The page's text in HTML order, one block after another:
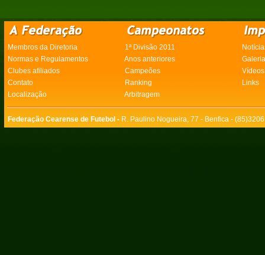
Membros da Diretoria 1ª Divisão 2011
Normas e Regulamentos
Anos anteriores
Clubes afiliados
Campeões
Vídeos
Contato
Ranking
Links
Localização
Arbitragem
Federação Cearense de Futebol - R. Paulino Nogueira, 77 - Benfica -